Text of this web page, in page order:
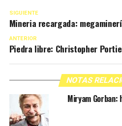
SIGUIENTE
Mineria recargada:
ANTERIOR
Piedra libre: Christopher
NOTAS
Miryam